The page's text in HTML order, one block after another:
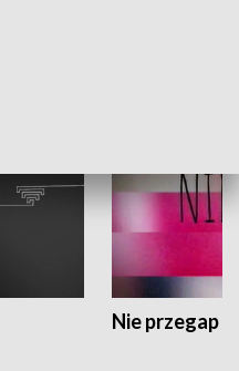
Nie przegap